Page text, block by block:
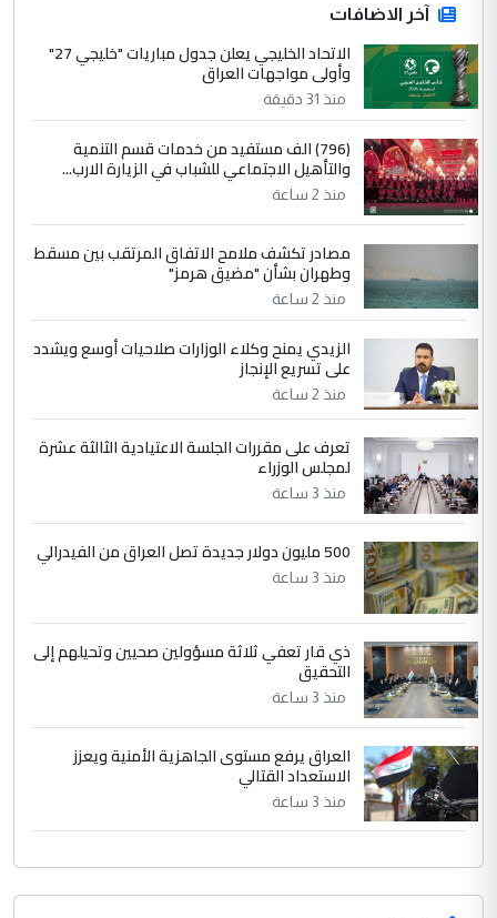
ابا فرات ...
الموضوع :
الجواهري يرد على صدام حسين سل
مضجعيك يابن الزنا (نص كامل)
سردار
التعليق : واحد من عصابة علي ماما يسقط
جنسية الرافد الثالث للعراق ومن اصول عريقة
ابا فرات ...
الجواهري يرد على صدام حسين سل
مضجعيك يابن الزنا (نص كامل)
5 حيدر عاشور
التعليق : تحياتي لك استاذ حامدتركان. كلام
دقيق ومسؤول؛ فالاستثمار الحقيقي للإنسان
الموضوع :
بين الإهمال واغتصاب الأرض.. بلاد
الرافدين تعاني الجفاف والتصحر!!
آخر الاضافات
الاتحاد الخليجي يعلن جدول مباريات "خليجي 27"
وأولى مواجهات العراق
منذ 31 دقيقة
(796) الف مستفيد من خدمات قسم التنمية
والتأهيل الاجتماعي للشباب في الزيارة الارب...
منذ 2 ساعة
مصادر تكشف ملامح الاتفاق المرتقب بين مسقط
وطهران بشأن "مضيق هرمز"
منذ 2 ساعة
الزيدي يمنح وكلاء الوزارات صلاحيات أوسع ويشدد
على تسريع الإنجاز
منذ 2 ساعة
تعرف على مقررات الجلسة الاعتيادية الثالثة عشرة
لمجلس الوزراء
منذ 3 ساعة
500 مليون دولار جديدة تصل العراق من الفيدرالي
منذ 3 ساعة
ذي قار تعفي ثلاثة مسؤولين صحيين وتحيلهم إلى
التحقيق
منذ 3 ساعة
العراق يرفع مستوى الجاهزية الأمنية ويعزز
الاستعداد القتالي
منذ 3 ساعة